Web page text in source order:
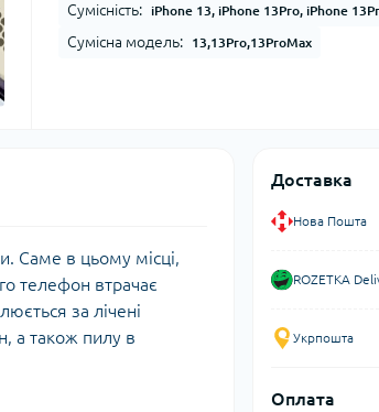
Сумісність: iPhone 13, iPhone 13Pro, iPhone
Сумісна модель: 13,13Pro,13ProMax
Доставка
Нова Пошта
ROZETKA
Укрпошта
Оплата
Саме в цьому місці,
телефон втрачає
за лічені
а також пилу в